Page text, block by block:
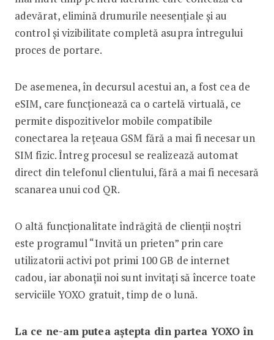
adevărat, elimină drumurile neesențiale și au
control și vizibilitate completă asupra întregului
proces de portare.
De asemenea, în decursul acestui an, a fost cea de
eSIM, care funcționează ca o cartelă virtuală, ce
permite dispozitivelor mobile compatibile
conectarea la rețeaua GSM fără a mai fi necesar un
SIM fizic. Întreg procesul se realizează automat
direct din telefonul clientului, fără a mai fi necesară
scanarea unui cod QR.
O altă funcționalitate îndrăgită de clienții noștri
este programul “Invită un prieten” prin care
utilizatorii activi pot primi 100 GB de internet
cadou, iar abonații noi sunt invitați să încerce toate
serviciile YOXO gratuit, timp de o lună.
La ce ne-am putea aștepta din partea YOXO în